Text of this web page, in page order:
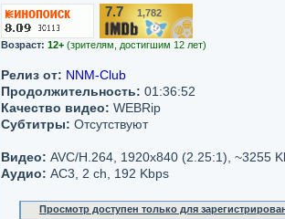
7.7 1,782
Возраст: 12+ (зрителям, достигшим 12 лет)
Релиз от: NNM-Club
Продолжительность: 01:36:52
Качество видео: WEBRip
Субтитры: Отсутствуют
Видео: AVC/H.264, 1920x840 (2.25:1), ~3255
Аудио: AC3, 2 ch, 192 Kbps
Просмотр доступен только для